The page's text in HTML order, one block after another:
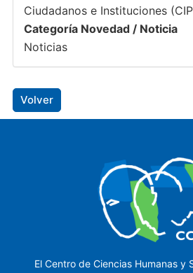
Ciudadanos e Instituciones
Categoría Novedad / Noticia
Noticias
Volver
El Centro de Ciencias Humanas y